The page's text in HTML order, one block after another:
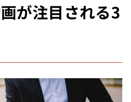
が注目される3